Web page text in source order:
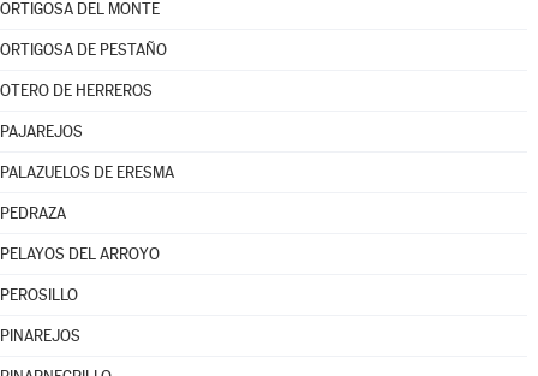
ORTIGOSA DEL MONTE
ORTIGOSA DE PESTAÑO
OTERO DE HERREROS
PAJAREJOS
PALAZUELOS DE ERESMA
PEDRAZA
PELAYOS DEL ARROYO
PEROSILLO
PINAREJOS